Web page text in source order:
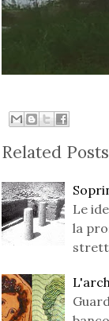
Related
Le
la